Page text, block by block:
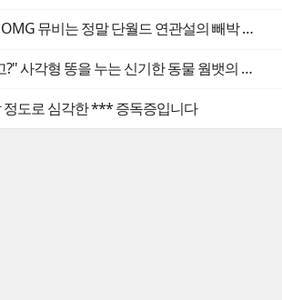
[이슈점검] 뉴진스 OMG 뮤비는 정말 단월드 연관설의 빼박 증거일까
[훗] "이게 똥이라고?" 사각형 똥을 누는 신기한 동물 웜뱃의 비밀
정도로 심각한 *** 증독증입니다